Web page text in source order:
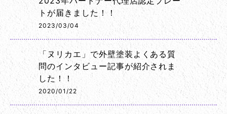
トが届きました！！
2023/03/04
「ヌリカエ」で外壁塗装よくある質
問のインタビュー記事が紹介されま
した！！
2020/01/22